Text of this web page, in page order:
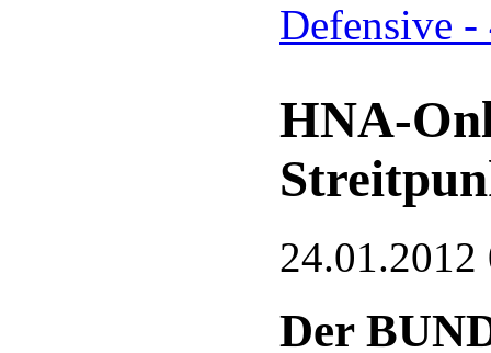
Defensive
HNA-
24.01.2012
Der